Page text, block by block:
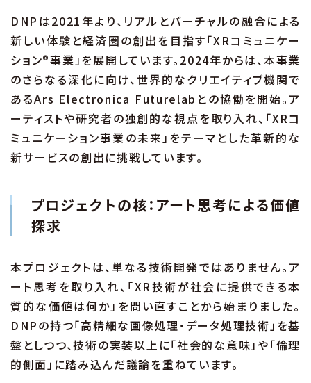
DNPは2021年より、リアルとバーチャルの融合による
新しい体験と経済圏の創出を目指す「XRコミュニケー
ション®事業」を展開しています。2024年からは、本事業
のさらなる深化に向け、世界的なクリエイティブ機関で
あるArs Electronica Futurelabとの協働を開始。ア
ーティストや研究者の独創的な視点を取り入れ、「XRコ
ミュニケーション事業の未来」をテーマとした革新的な
新サービスの創出に挑戦しています。
プロジェクトの核：アート思考による価値
探求
本プロジェクトは、単なる技術開発ではありません。ア
ート思考を取り入れ、「XR技術が社会に提供できる本
質的な価値は何か」を問い直すことから始まりました。
DNPの持つ「高精細な画像処理・データ処理技術」を基
盤としつつ、技術の実装以上に「社会的な意味」や「倫理
的側面」に踏み込んだ議論を重ねています。